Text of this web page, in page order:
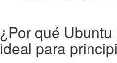
¿Por qué Ubuntu
ideal para